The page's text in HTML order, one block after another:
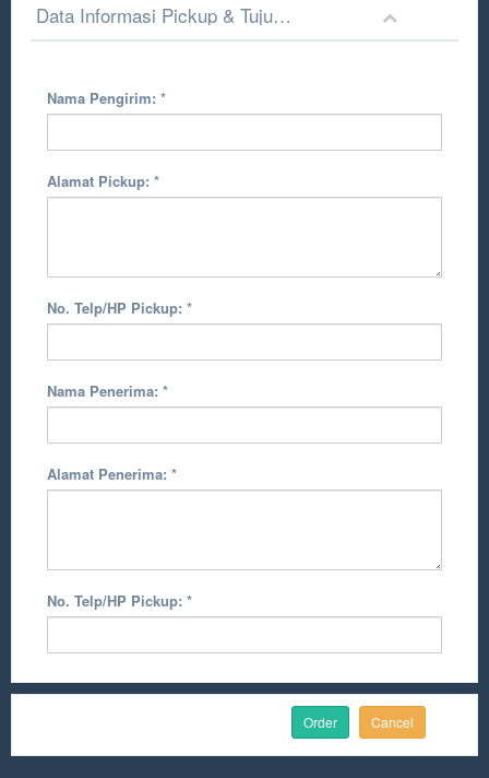
Data Informasi Pickup & Tujuan Pengiriman
Nama Pengirim: *
Alamat Pickup: *
No. Telp/HP Pickup: *
Nama Penerima: *
Alamat Penerima: *
No. Telp/HP Pickup: *
Cancel